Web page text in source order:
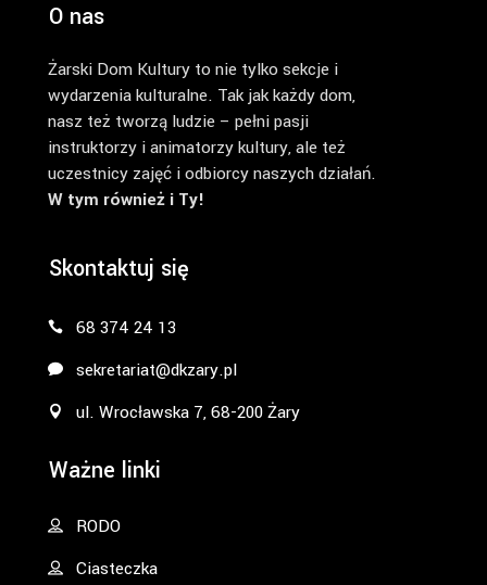
O nas
Żarski Dom Kultury to nie tylko sekcje i
wydarzenia kulturalne. Tak jak każdy dom,
nasz też tworzą ludzie – pełni pasji
instruktorzy i animatorzy kultury, ale też
uczestnicy zajęć i odbiorcy naszych działań.
W tym również i Ty!
Skontaktuj się
68 374 24 13
sekretariat@dkzary.pl
ul. Wrocławska 7, 68-200 Żary
Ważne linki
RODO
Ciasteczka